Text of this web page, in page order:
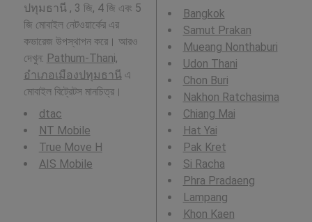
ปทุมธานี , 3 জি, 4 জি এবং 5
জি মোবাইল নেটওয়ার্কের এর
কভারেজ উপস্থাপন করে। আরও
দেখুন: Pathum-Thani,
อำเภอเมืองปทุมธานี এ
মোবাইল বিট্রেটস মানচিত্র।
dtac
NT Mobile
True Move H
AIS Mobile
Bangkok
Samut Prakan
Mueang Nonthaburi
Udon Thani
Chon Buri
Nakhon Ratchasima
Chiang Mai
Hat Yai
Pak Kret
Si Racha
Phra Pradaeng
Lampang
Khon Kaen